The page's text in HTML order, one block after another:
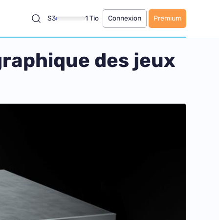
S3 1 Tio Connexion Premium
des jeux